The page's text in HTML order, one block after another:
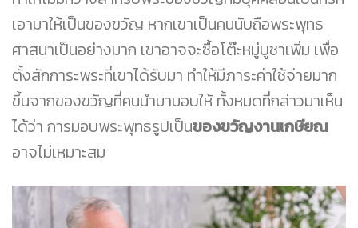
เอามาให้เป็นของขวัญ หากเขาเป็นคนนับถือพระพุทธ
ศาสนาเป็นอย่างมาก เขาอาจจะซื้อโต๊ะหมู่บูชาเพิ่ม เพื่อ
ตั้งสักการะพระที่เขาได้รับมา ทำให้มีภาระค่าใช้จ่ายมาก
ขึ้นจากของขวัญที่คนนำมามอบให้ ทั้งหมดที่กล่าวมาเห็น
ได้ว่า การมอบพระพุทธรูปเป็นของขวัญงานเกษียณ
อาจไม่เหมาะสม